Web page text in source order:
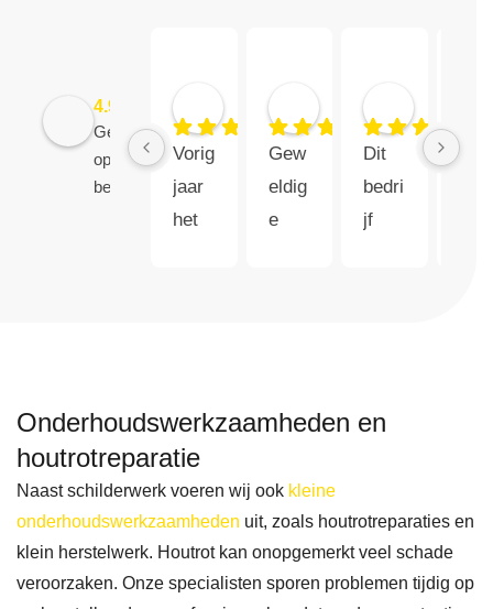
4.9
Gebaseerd
op 115
beoordelingen
9 maanden geleden
Vorig
jaar
het
waar
bij
door
onvo
orzie
ne
11 maanden geleden
Gew
eldig
e
derw
Vorig
e
maa
nd
12
Dit
bedri
jf
en,
mijn
eerst
e
Gez
n
Onderhoudswerkzaamheden en
houtrotreparatie
Naast schilderwerk voeren wij ook kleine
onderhoudswerkzaamheden uit, zoals houtrotreparaties en
klein herstelwerk. Houtrot kan onopgemerkt veel schade
veroorzaken. Onze specialisten sporen problemen tijdig op